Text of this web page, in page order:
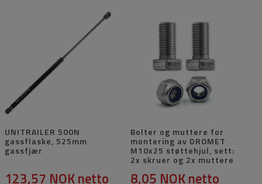
UNITRAILER 500N
gassflaske, 525mm
gassfjær
123,57 NOKnetto
Bolter og muttere for
montering av DROMET
M10x25 støttehjul, sett:
2x skruer og 2x muttere
8,05 NOKnetto